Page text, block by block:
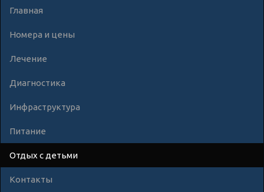
Главная
Номера и цены
Лечение
Диагностика
Инфраструктура
Питание
Отдых с детьми
Контакты